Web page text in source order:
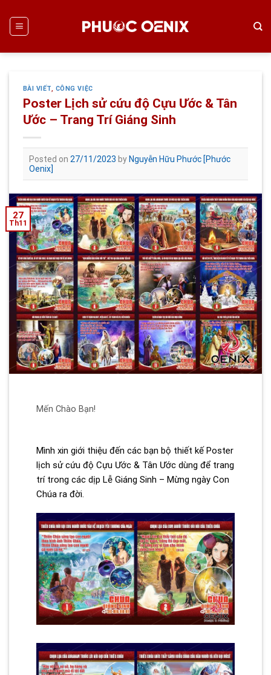
content
BÀI VIẾT CÔNG VIỆC
Poster Lịch sử cứu độ Cựu Ước & Tân
Ước – Trang Trí Giáng Sinh
Posted on 27/11/2023 by Nguyễn Hữu Phước [Phước
Oenix]
27
Th11
Mến Chào Bạn!
Mình xin giới thiệu đến các bạn bộ thiết kế Poster
lịch sử cứu độ Cựu Ước & Tân Ước dùng để trang
trí trong các dịp Lễ Giáng Sinh – Mừng ngày Con
Chúa ra đời.